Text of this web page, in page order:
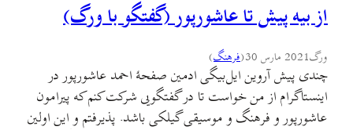
از بیه پیش تا عاشورپور (گفتگو با ورگ)
ورگ2021 مارس 30 (فرهنگ)
چندی پیش آروین ایل‌بیگی ادمین صفحهٔ احمد عاشورپور در
اینستاگرام از من خواست تا در گفتگویی شرکت کنم که پیرامون
عاشورپور و فرهنگ و موسیقی گیلکی باشد. پذيرفتم و این اولين